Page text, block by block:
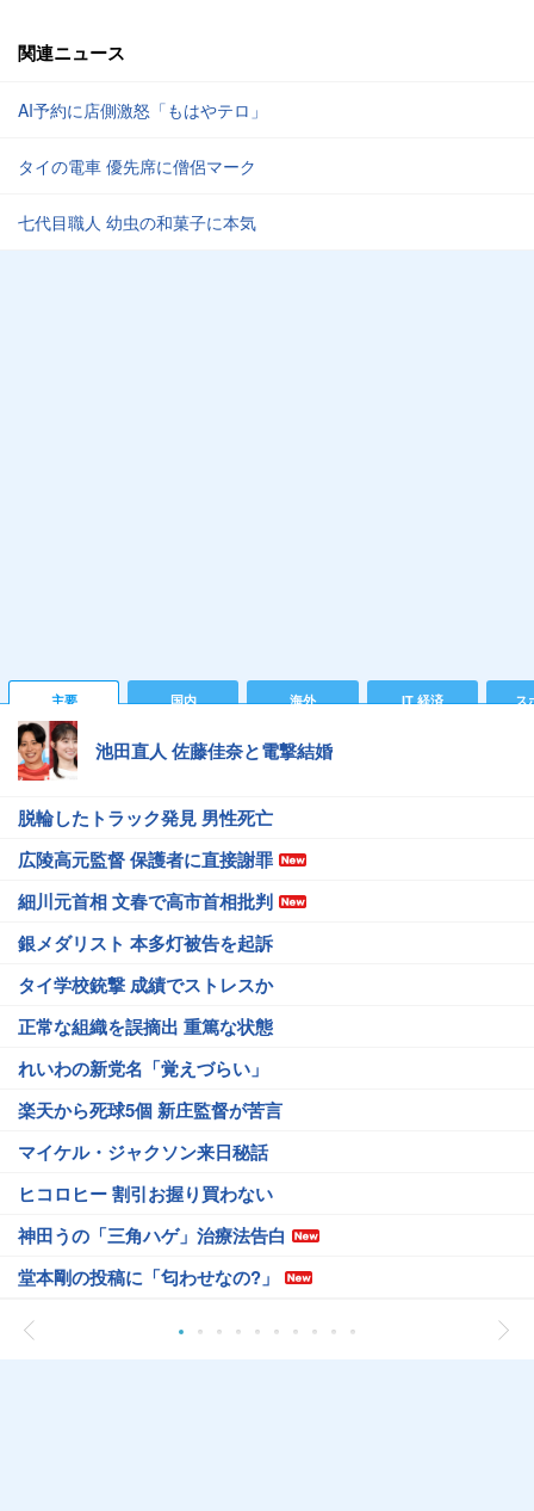
関連ニュース
AI予約に店側激怒「もはやテロ」
タイの電車 優先席に僧侶マーク
七代目職人 幼虫の和菓子に本気
主要 国内 海外 IT 経済 ス
池田直人 佐藤佳奈と電撃結婚
脱輪したトラック発見 男性死亡
広陵高元監督 保護者に直接謝罪
細川元首相 文春で高市首相批判
銀メダリスト 本多灯被告を起訴
タイ学校銃撃 成績でストレスか
正常な組織を誤摘出 重篤な状態
れいわの新党名「覚えづらい」
楽天から死球5個 新庄監督が苦言
マイケル・ジャクソン来日秘話
ヒコロヒー 割引お握り買わない
神田うの「三角ハゲ」治療法告白
堂本剛の投稿に「匂わせなの?」